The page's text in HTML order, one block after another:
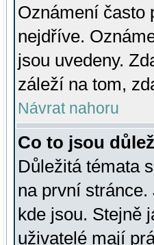
Oznámení často
nejdříve.
jsou uvedeny.
záleží na tom,
Návrat nahoru
Co to jsou
Důležitá témata
na první
kde jsou. Stejně
uživatelé mají